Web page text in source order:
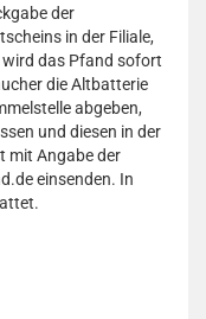
der
in der Filiale,
das Pfand sofort
die Altbatterie
abgeben,
und diesen in der
mit Angabe der
einsenden. In